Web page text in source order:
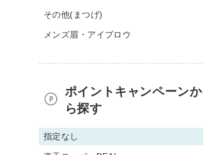
その他(まつげ)
メンズ眉・アイブロウ
ポイントキャンペーンか
ら探す
指定なし